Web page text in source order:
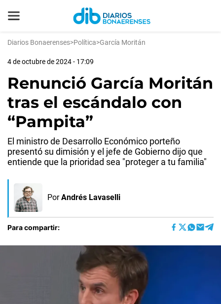
Diarios Bonaerenses>Política>García Moritán
4 de octubre de 2024 - 17:09
Renunció García Moritán
tras el escándalo con
“Pampita”
El ministro de Desarrollo Económico porteño
presentó su dimisión y el jefe de Gobierno dijo que
entiende que la prioridad sea "proteger a tu familia"
Por Andrés Lavaselli
Para compartir: